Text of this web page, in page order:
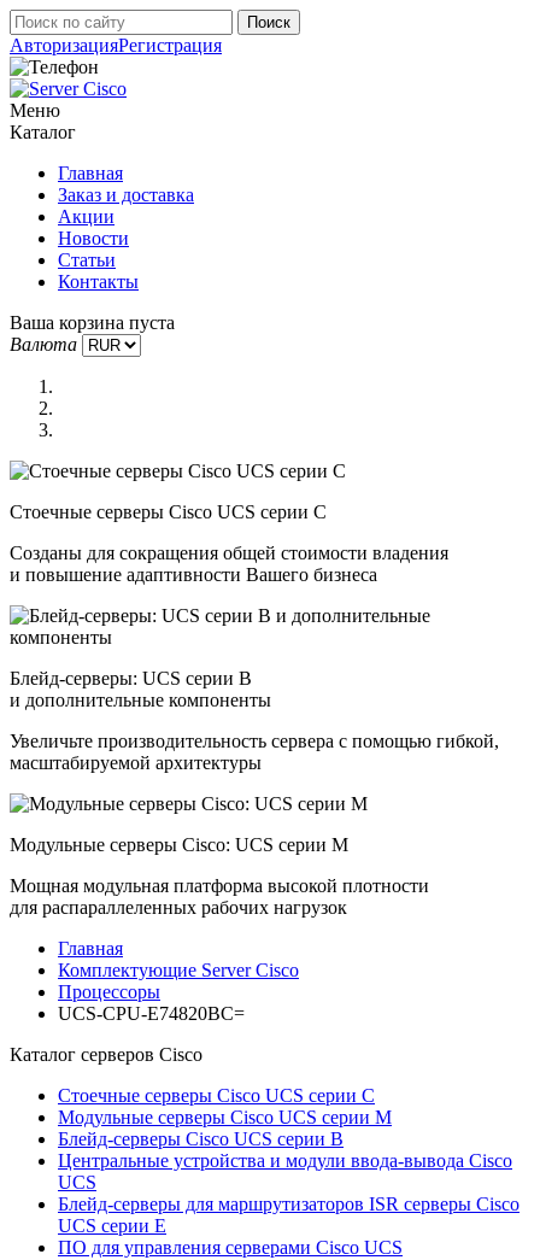
АвторизацияРегистрация
Меню
Каталог
Главная
Заказ и доставка
Акции
Новости
Статьи
Контакты
Ваша корзина пуста
Валюта
Стоечные серверы Cisco UCS серии C
Созданы для сокращения общей стоимости владения
и повышение адаптивности Вашего бизнеса
Блейд-серверы: UCS серии B
и дополнительные компоненты
Увеличьте производительность сервера с помощью гибкой,
масштабируемой архитектуры
Модульные серверы Cisco: UCS серии M
Мощная модульная платформа высокой плотности
для распараллеленных рабочих нагрузок
Главная
Комплектующие Server Cisco
Процессоры
UCS-CPU-E74820BC=
Каталог серверов Cisco
Стоечные серверы Cisco UCS серии C
Модульные серверы Cisco UCS серии M
Блейд-серверы Cisco UCS серии B
Центральные устройства и модули ввода-вывода Cisco
UCS
Блейд-серверы для маршрутизаторов ISR серверы Cisco
UCS серии E
ПО для управления серверами Cisco UCS